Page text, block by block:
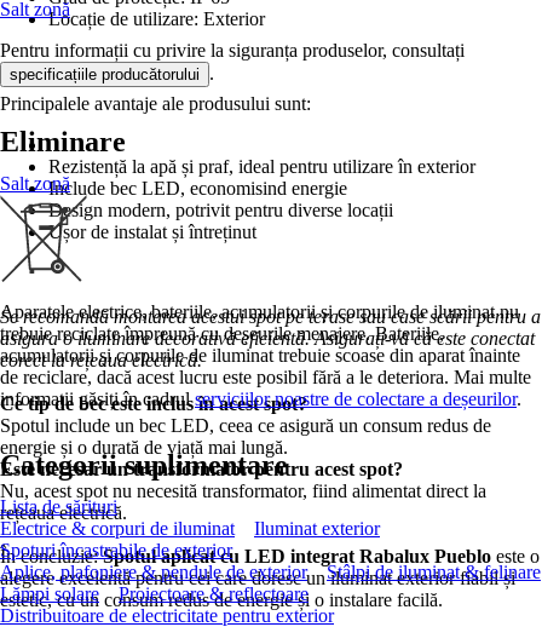
Locație de utilizare: Exterior
Principalele avantaje ale produsului sunt:
Rezistență la apă și praf, ideal pentru utilizare în exterior
Include bec LED, economisind energie
Design modern, potrivit pentru diverse locații
Ușor de instalat și întreținut
Se recomandă montarea acestui spot pe terase sau case scării pentru a
asigura o iluminare decorativă eficientă. Asigurați-vă că este conectat
corect la rețeaua electrică.
Ce tip de bec este inclus în acest spot?
Spotul include un bec LED, ceea ce asigură un consum redus de
energie și o durată de viață mai lungă.
Este necesar un transformator pentru acest spot?
Nu, acest spot nu necesită transformator, fiind alimentat direct la
rețeaua electrică.
În concluzie:Spotul aplicat cu LED integrat Rabalux Pueblo este o
alegere excelentă pentru cei care doresc un iluminat exterior fiabil și
estetic, cu un consum redus de energie și o instalare facilă.
Salt zonă
Pentru informații cu privire la siguranța produselor, consultați
specificațiile producătorului .
Eliminare
Salt zonă
Aparatele electrice, bateriile, acumulatorii și corpurile de iluminat nu
trebuie reciclate împreună cu deșeurile menajere. Bateriile,
acumulatorii și corpurile de iluminat trebuie scoase din aparat înainte
de reciclare, dacă acest lucru este posibil fără a le deteriora. Mai multe
informații găsiți în cadrulserviciilor noastre de colectare a deșeurilor.
Categorii suplimentare
Lista de sărituri
Electrice & corpuri de iluminat
Iluminat exterior
Spoturi încastrabile de exterior
Aplice, plafoniere & pendule de exterior
Stâlpi de iluminat & felinare
Lămpi solare
Proiectoare & reflectoare
Distribuitoare de electricitate pentru exterior